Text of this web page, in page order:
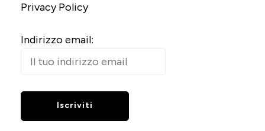
Privacy Policy
Indirizzo email: